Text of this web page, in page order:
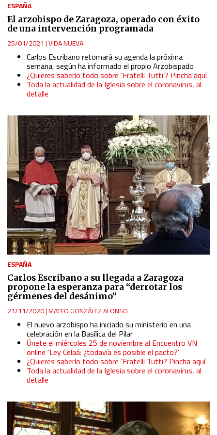
ESPAÑA
El arzobispo de Zaragoza, operado con éxito
de una intervención programada
25/01/2021 |VIDA NUEVA
Carlos Escribano retomará su agenda la próxima
semana, según ha informado el propio Arzobispado
¿Quieres saberlo todo sobre ‘Fratelli Tutti’? Pincha aquí
Toda la actualidad de la Iglesia sobre el coronavirus, al
detalle
ESPAÑA
Carlos Escribano a su llegada a Zaragoza
propone la esperanza para “derrotar los
gérmenes del desánimo”
21/11/2020|MATEO GONZÁLEZ ALONSO
El nuevo arzobispo ha iniciado su ministerio en una
celebración en la Basílica del Pilar
Únete el miércoles 25 de noviembre al Encuentro VN
online ‘Ley Celaá: ¿todavía es posible el pacto?’
¿Quieres saberlo todo sobre ‘Fratelli Tutti? Pincha aquí
Toda la actualidad de la Iglesia sobre el coronavirus, al
detalle